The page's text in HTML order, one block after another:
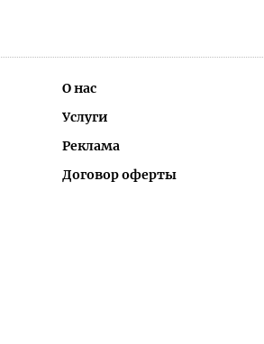
О нас
Услуги
Реклама
Договор оферты